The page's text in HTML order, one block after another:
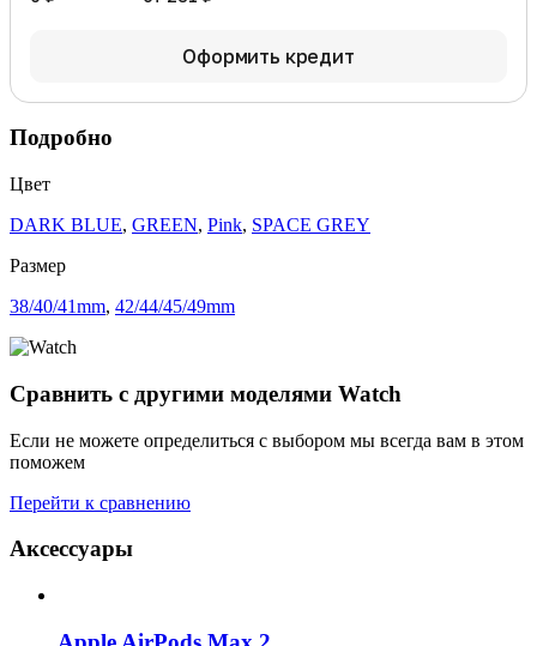
Оформить кредит
Подробно
Цвет
DARK BLUE, GREEN, Pink, SPACE GREY
Размер
38/40/41mm, 42/44/45/49mm
Сравнить с другими моделями Watch
Если не можете определиться с выбором мы всегда вам в этом
поможем
Перейти к сравнению
Аксессуары